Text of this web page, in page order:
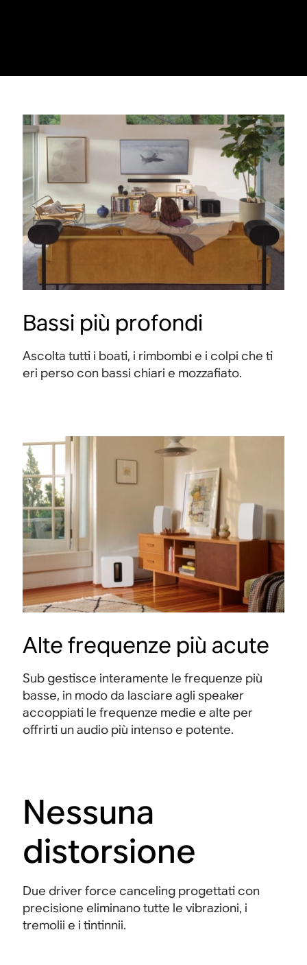
Bassi più profondi
Ascolta tutti i boati, i rimbombi e i colpi che ti
eri perso con bassi chiari e mozzafiato.
Alte frequenze più acute
Sub gestisce interamente le frequenze più
basse, in modo da lasciare agli speaker
accoppiati le frequenze medie e alte per
offrirti un audio più intenso e potente.
Nessuna
distorsione
Due driver force canceling progettati con
precisione eliminano tutte le vibrazioni, i
tremolii e i tintinnii.